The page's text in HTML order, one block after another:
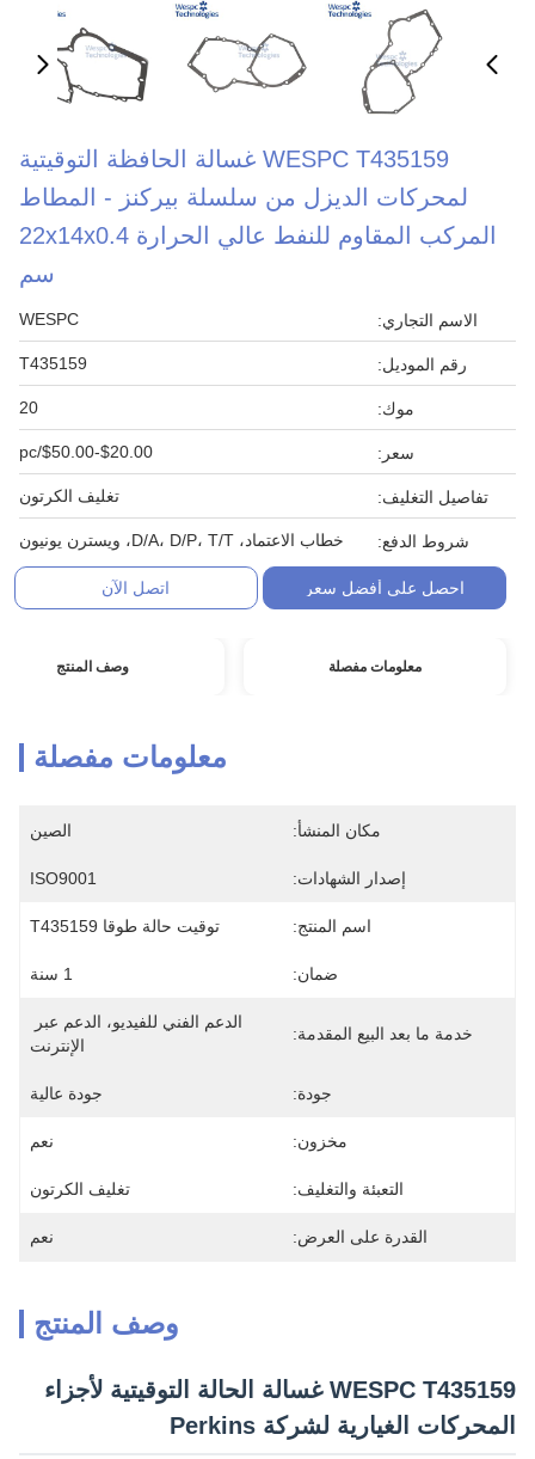
WESPC T435159 غسالة الحافظة التوقيتية
لمحركات الديزل من سلسلة بيركنز - المطاط
المركب المقاوم للنفط عالي الحرارة 22x14x0.4
سم
الاسم التجاري: WESPC
رقم الموديل: T435159
موك: 20
سعر: $20.00-$50.00/pc
تفاصيل التغليف: تغليف الكرتون
شروط الدفع: خطاب الاعتماد، D/A، D/P، T/T، ويسترن يونيون
احصل على أفضل سعر اتصل الآن
معلومات مفصلة وصف المنتج
معلومات مفصلة
مكان المنشأ: الصين
إصدار الشهادات: ISO9001
اسم المنتج: توقيت حالة طوقا T435159
ضمان: 1 سنة
خدمة ما بعد البيع المقدمة:
الإنترنت
جودة: جودة عالية
مخزون: نعم
التعبئة والتغليف: تغليف الكرتون
القدرة على العرض: نعم
وصف المنتج
WESPC T435159 غسالة الحالة التوقيتية لأجزاء
المحركات الغيارية لشركة Perkins